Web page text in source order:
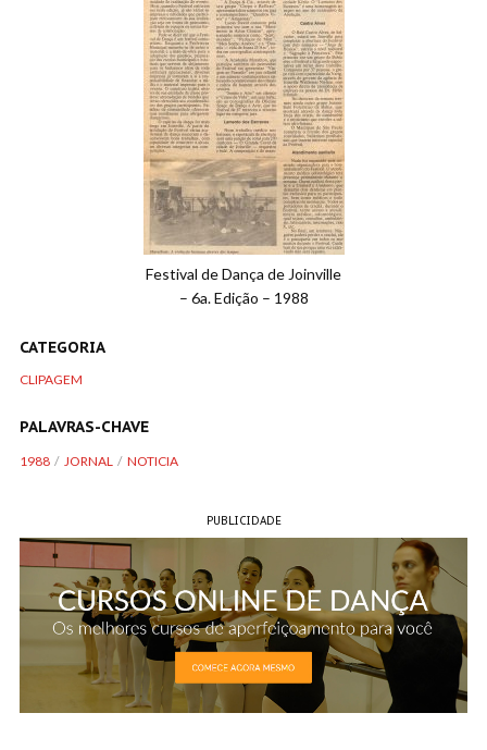
Festival de Dança de Joinville
– 6a. Edição – 1988
CATEGORIA
CLIPAGEM
PALAVRAS-CHAVE
1988 JORNAL NOTICIA
PUBLICIDADE